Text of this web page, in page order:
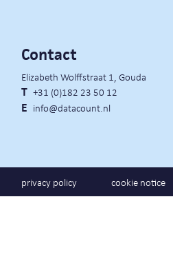
Contact
Elizabeth Wolffstraat 1, Gouda
T +31 (0)182 23 50 12
E info@datacount.nl
privacy policy cookie notice